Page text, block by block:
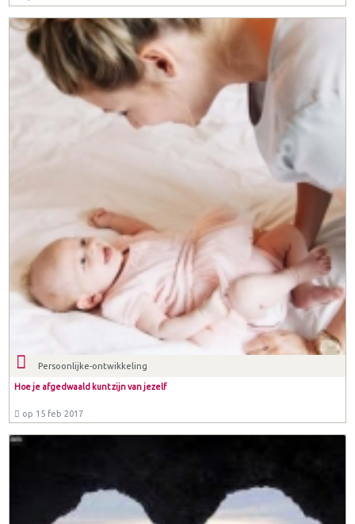
Persoonlijke-ontwikkeling
Hoe je afgedwaald kunt zijn van jezelf
op 15 feb 2017